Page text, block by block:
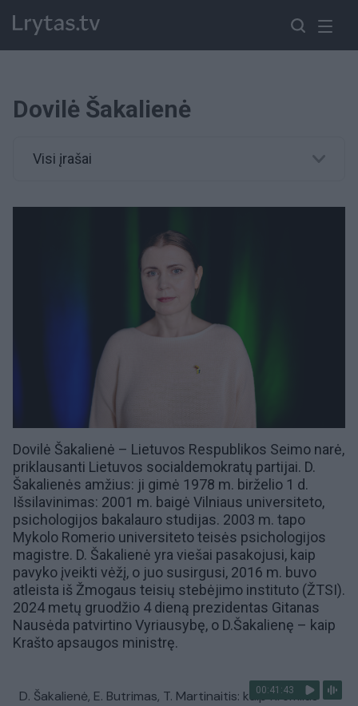
Dovilė Šakalienė
Visi įrašai
Dovilė Šakalienė – Lietuvos Respublikos Seimo narė,
priklausanti Lietuvos socialdemokratų partijai. D.
Šakalienės amžius: ji gimė 1978 m. birželio 1 d.
Išsilavinimas: 2001 m. baigė Vilniaus universiteto,
psichologijos bakalauro studijas. 2003 m. tapo
Mykolo Romerio universiteto teisės psichologijos
magistre. D. Šakalienė yra viešai pasakojusi, kaip
pavyko įveikti vėžį, o juo susirgusi, 2016 m. buvo
atleista iš Žmogaus teisių stebėjimo instituto (ŽTSI).
2024 metų gruodžio 4 dieną prezidentas Gitanas
Nausėda patvirtino Vyriausybę, o D.Šakalienę – kaip
Krašto apsaugos ministrę.
00:41:43
D. Šakalienė, E. Butrimas, T. Martinaitis: kaip Kremlius